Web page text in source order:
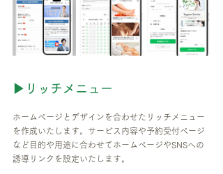
▶リッチメニュー
ホームページとデザインを合わせたリッチメニュー
を作成いたします。サービス内容や予約受付ページ
など目的や用途に合わせてホームページやSNSへの
誘導リンクを設定いたします。